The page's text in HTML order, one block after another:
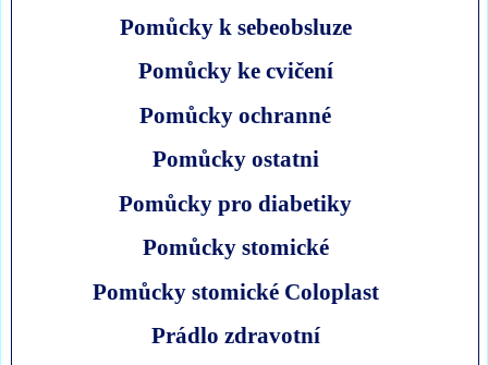
Pomůcky k sebeobsluze
Pomůcky ke cvičení
Pomůcky ochranné
Pomůcky ostatni
Pomůcky pro diabetiky
Pomůcky stomické
Pomůcky stomické Coloplast
Prádlo zdravotní